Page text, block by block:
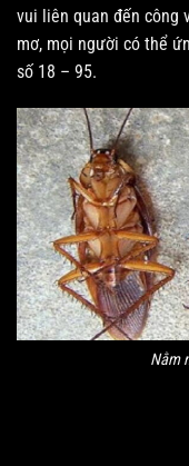
vui liên quan đến công
mơ, mọi người có thể
số 18 – 95.
Nằm